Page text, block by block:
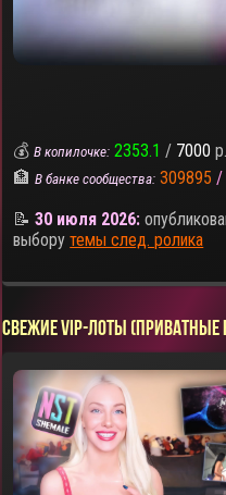
💰В копилочке: 2353.1 / 7000 р.
🏦В банке сообщества: 309895 /
📝30 июля 2026:
выборутемы след. ролика
СВЕЖИЕ VIP-ЛОТЫ (ПРИВАТНЫЕ